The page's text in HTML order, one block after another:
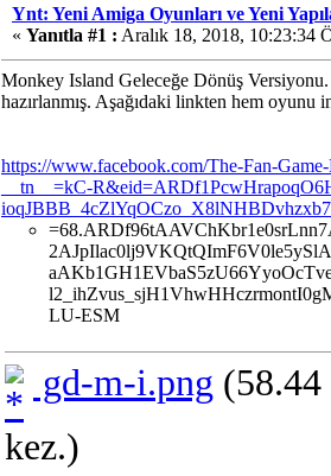
Ynt: Yeni Amiga Oyunları ve Yeni
« Yanıtla #1 : Aralık 18, 2018, 10:23:34
Monkey Island Geleceğe Dönüş
hazırlanmış. Aşağıdaki linkten hem
https://www.facebook.com/The-Fan-
__tn__=kC-
LU-ESM
gd-m-i.png
kez.)